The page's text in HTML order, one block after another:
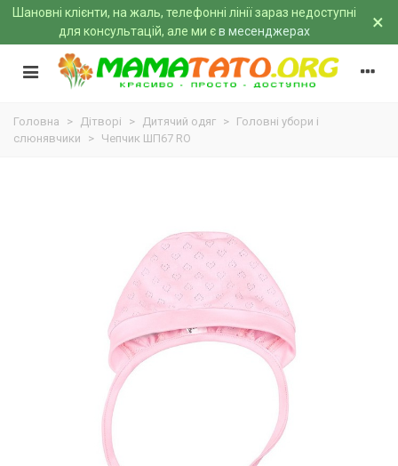
Шановні клієнти, на жаль, телефонні лінії зараз недоступні
для консультацій, але ми єв месенджерах ×
Головна > Дітворі > Дитячий одяг > Головні убори і
слюнявчики
> Чепчик ШП67 RO